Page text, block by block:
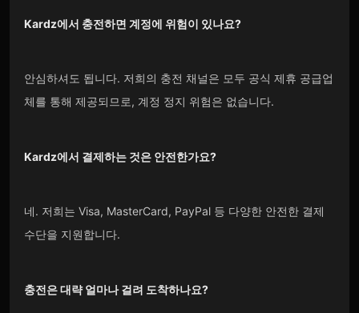
Kardz에서 충전하면 계정에 위험이 있나요?
안심하셔도 됩니다. 저희의 충전 채널은 모두 공식 제휴 공급업
체를 통해 제공되므로, 계정 정지 위험은 없습니다.
Kardz에서 결제하는 것은 안전한가요?
네. 저희는 Visa, MasterCard, PayPal 등 다양한 안전한 결제
수단을 지원합니다.
충전은 대략 얼마나 걸려 도착하나요?